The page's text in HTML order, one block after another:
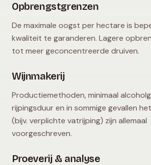
Opbrengstgrenzen
De maximale oogst per hectare is
kwaliteit te garanderen. Lagere
tot meer geconcentreerde druiven.
Wijnmakerij
Productiemethoden, minimaal
rijpingsduur en in sommige gevallen
(bijv. verplichte vatrijping) zijn allemaal
voorgeschreven.
Proeverij & analyse